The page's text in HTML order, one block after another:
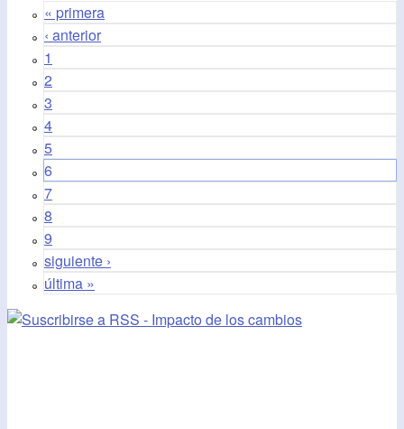
« primera
‹ anterior
1
2
3
4
5
6
7
8
9
siguiente ›
última »